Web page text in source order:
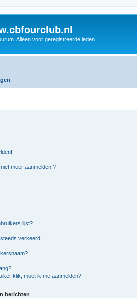
Alleen voor geregistreerde leden.
meer aanmelden!?
lijst?
verkeerd!
klik, moet ik me aanmelden?
berichten